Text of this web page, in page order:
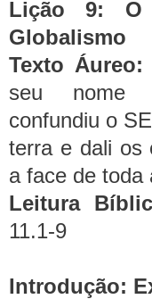
Lição 9: O
Globalismo
Texto Áureo:
seu nome
confundiu o
terra e dali os
a face de toda
Leitura
11.1-9
Introdução: